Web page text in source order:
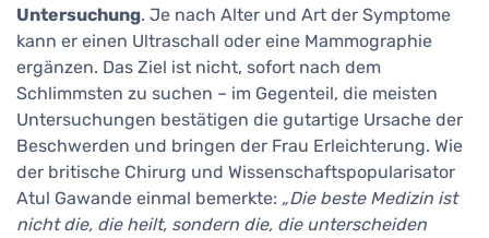
Untersuchung. Je nach Alter und Art der Symptome
kann er einen Ultraschall oder eine Mammographie
ergänzen. Das Ziel ist nicht, sofort nach dem
Schlimmsten zu suchen – im Gegenteil, die meisten
Untersuchungen bestätigen die gutartige Ursache der
Beschwerden und bringen der Frau Erleichterung. Wie
der britische Chirurg und Wissenschaftspopularisator
Atul Gawande einmal bemerkte: „Die beste Medizin ist
nicht die, die heilt, sondern die, die unterscheiden